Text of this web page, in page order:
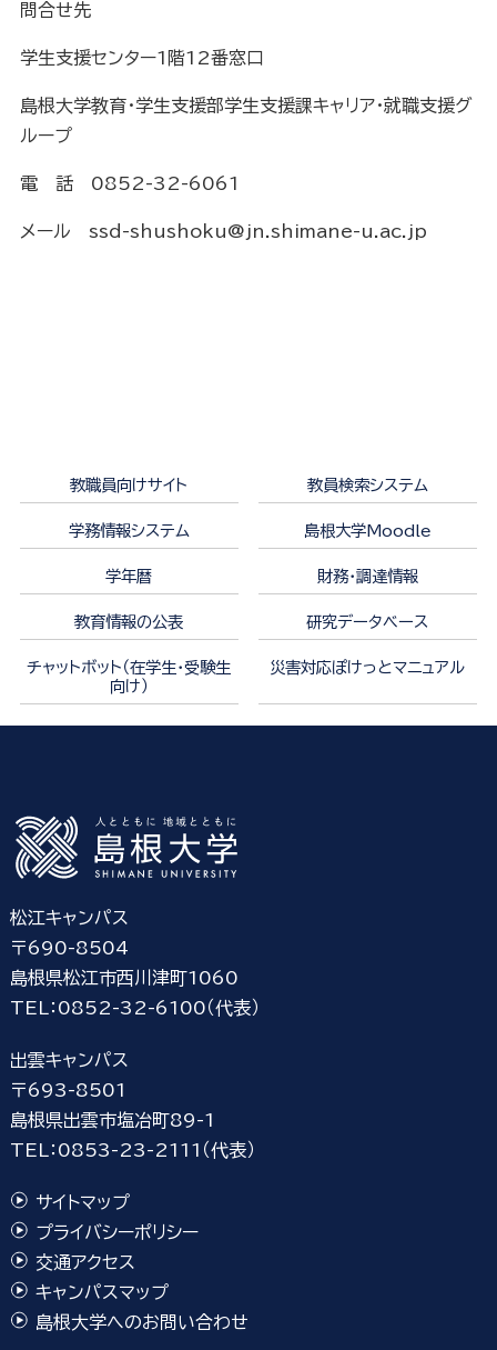
問合せ先
学生支援センター1階12番窓口
島根大学教育・学生支援部学生支援課キャリア・就職支援グ
ループ
電 話 0852-32-6061
メール ssd-shushoku@jn.shimane-u.ac.jp
教職員向けサイト 教員検索システム
学務情報システム 島根大学Moodle
学年暦 財務・調達情報
教育情報の公表 研究データベース
チャットボット（在学生・受験生
向け）
災害対応ぽけっとマニュアル
松江キャンパス
〒690-8504
島根県松江市西川津町1060
TEL：0852-32-6100（代表）
出雲キャンパス
〒693-8501
島根県出雲市塩冶町89-1
TEL：0853-23-2111（代表）
サイトマップ
プライバシーポリシー
交通アクセス
キャンパスマップ
島根大学へのお問い合わせ